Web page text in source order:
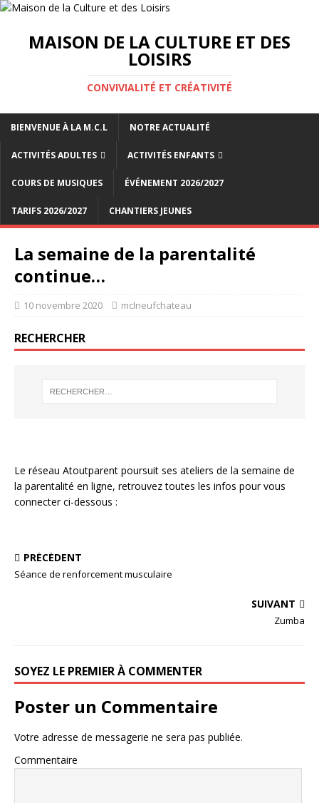
MAISON DE LA CULTURE ET DES
LOISIRS
CONVIVIALITÉ ET CRÉATIVITÉ
BIENVENUE À LA M.C.L NOTRE ACTUALITÉ
ACTIVITÉS ADULTES ACTIVITÉS ENFANTS
COURS DE MUSIQUES ÉVÉNEMENT 2026/2027
TARIFS 2026/2027 CHANTIERS JEUNES
La semaine de la parentalité
continue…
10 novembre 2020 mclneufchateau
RECHERCHER
Le réseau Atoutparent poursuit ses ateliers de la semaine de
la parentalité en ligne, retrouvez toutes les infos pour vous
connecter ci-dessous :
PRÉCÉDENT
Séance de renforcement musculaire
SUIVANT
Zumba
SOYEZ LE PREMIER À COMMENTER
Poster un Commentaire
Votre adresse de messagerie ne sera pas publiée.
Commentaire